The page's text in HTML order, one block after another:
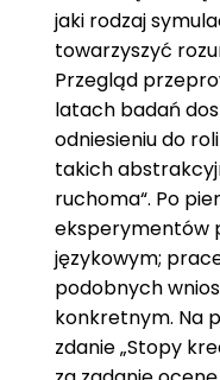
jaki rodzaj
towarzyszyć
Przegląd
latach badań
odniesieniu do
takich
ruchoma“. Po
eksperymentów
językowym;
podobnych
konkretnym. Na
zdanie „Stopy